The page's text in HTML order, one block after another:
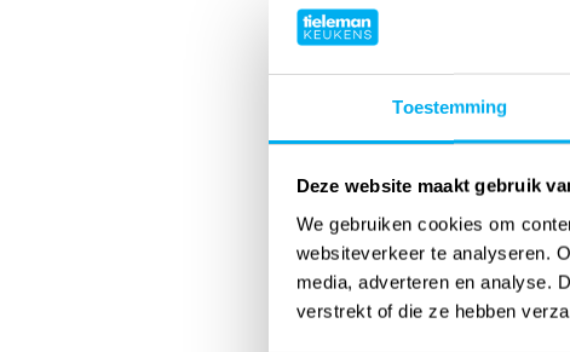
Toestemming
Deze website maakt gebruik
We gebruiken cookies om
websiteverkeer te analyseren.
media, adverteren en analyse.
verstrekt of die ze hebben
afwerking,
kastenwand.